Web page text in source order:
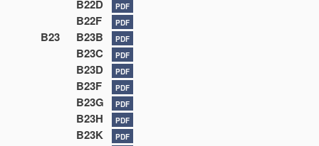
B22D PDF
B22F PDF
B23 B23B PDF
B23C PDF
B23D PDF
B23F PDF
B23G PDF
B23H PDF
B23K PDF